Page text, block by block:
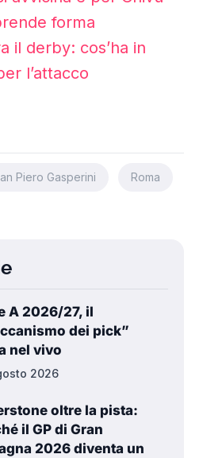
forma
il derby: cos’ha in
l’attacco
Piero Gasperini Roma
A 2026/27, il
dei pick”
nel vivo
2026
oltre la pista:
il GP di Gran
2026 diventa un